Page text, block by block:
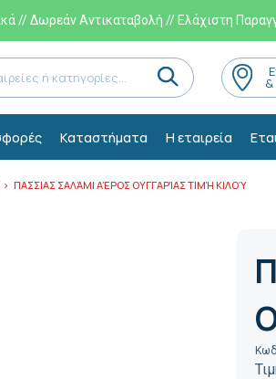
// Δωρεάν Αντικαταβολή // Ελάχιστη
Kαταστήματα Η εταιρεία
ΠΑΣΣΙΑΣ ΣΑΛΆΜΙ ΑΈΡΟΣ ΟΥΓΓΑΡΊΑΣ ΤΙΜΉ ΚΙΛΟΎ